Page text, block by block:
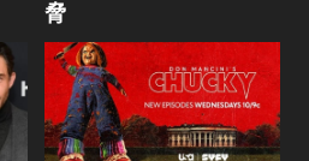
脅